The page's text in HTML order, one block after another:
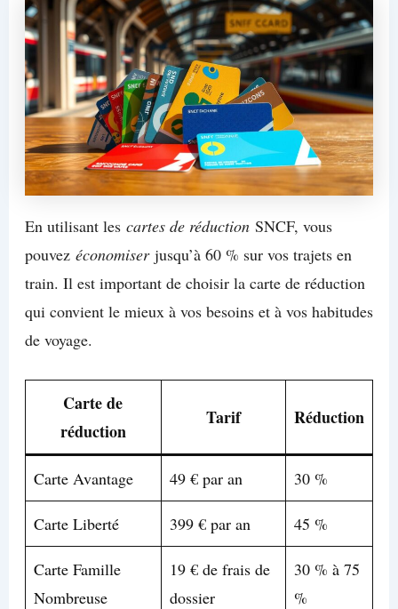
En utilisant les cartes de réductionSNCF, vous
pouvez économiserjusqu’à 60 % sur vos trajets en
train. Il est important de choisir la carte de réduction
qui convient le mieux à vos besoins et à vos habitudes
de voyage.
Carte de
réduction
Tarif Réduction
Carte Avantage 49 € par an 30 %
Carte Liberté 399 € par an 45 %
Carte Famille
Nombreuse
19 € de frais de
dossier
30 % à 75
%